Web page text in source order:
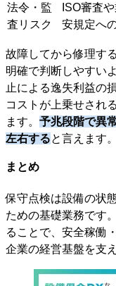
法令・監
査リスク
ISO審査
安規定へ
故障してから修理す
明確で判断しやすい
止による逸失利益の
コストが上乗せされ
ます。 予兆段階で異
左右すると言えます。
まとめ
保守点検は設備の状
ための基礎業務です
ることで、安全稼働
企業の経営基盤を支